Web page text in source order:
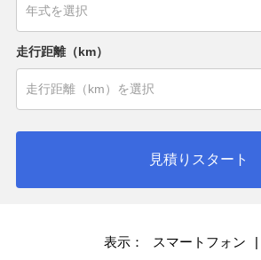
走行距離（km）
見積りスタート
表示： スマートフォン |